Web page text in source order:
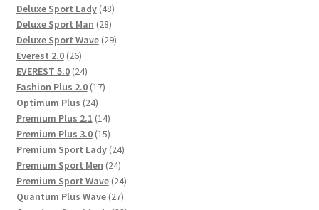
Produkte
Deluxe Sport Lady 4848
Produkte
Deluxe Sport Man 2828
Produkte
Deluxe Sport Wave 2929
Everest 2.0 2626
Produkte
EVEREST 5.0 2424
Produkte
Fashion Plus 2.0 1717
Optimum Plus 2424
Produkte
Premium Plus 2.1 1414
Produkte
Premium Plus 3.0 1515
Produkte
Premium Sport Lady 2424
Premium Sport Men 2424
Produkte
Premium Sport Wave 2424
Produkte
Quantum Plus Wave 2727